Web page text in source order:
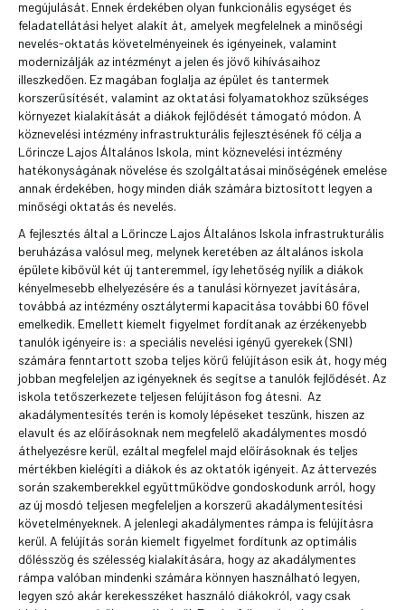
megújulását. Ennek érdekében olyan funkcionális egységet és
feladatellátási helyet alakít át, amelyek megfelelnek a minőségi
nevelés-oktatás követelményeinek és igényeinek, valamint
modernizálják az intézményt a jelen és jövő kihívásaihoz
illeszkedően. Ez magában foglalja az épület és tantermek
korszerűsítését, valamint az oktatási folyamatokhoz szükséges
környezet kialakítását a diákok fejlődését támogató módon. A
köznevelési intézmény infrastrukturális fejlesztésének fő célja a
Lőrincze Lajos Általános Iskola, mint köznevelési intézmény
hatékonyságának növelése és szolgáltatásai minőségének emelése
annak érdekében, hogy minden diák számára biztosított legyen a
minőségi oktatás és nevelés.
A fejlesztés által a Lőrincze Lajos Általános Iskola infrastrukturális
beruházása valósul meg, melynek keretében az általános iskola
épülete kibővül két új tanteremmel, így lehetőség nyílik a diákok
kényelmesebb elhelyezésére és a tanulási környezet javítására,
továbbá az intézmény osztálytermi kapacitása további 60 fővel
emelkedik. Emellett kiemelt figyelmet fordítanak az érzékenyebb
tanulók igényeire is: a speciális nevelési igényű gyerekek (SNI)
számára fenntartott szoba teljes körű felújításon esik át, hogy még
jobban megfeleljen az igényeknek és segítse a tanulók fejlődését. Az
iskola tetőszerkezete teljesen felújításon fog átesni. Az
akadálymentesítés terén is komoly lépéseket teszünk, hiszen az
elavult és az előírásoknak nem megfelelő akadálymentes mosdó
áthelyezésre kerül, ezáltal megfelel majd előírásoknak és teljes
mértékben kielégíti a diákok és az oktatók igényeit. Az áttervezés
során szakemberekkel együttműködve gondoskodunk arról, hogy
az új mosdó teljesen megfeleljen a korszerű akadálymentesítési
követelményeknek. A jelenlegi akadálymentes rámpa is felújításra
kerül. A felújítás során kiemelt figyelmet fordítunk az optimális
dőlésszög és szélesség kialakítására, hogy az akadálymentes
rámpa valóban mindenki számára könnyen használható legyen,
legyen szó akár kerekesszéket használó diákokról, vagy csak